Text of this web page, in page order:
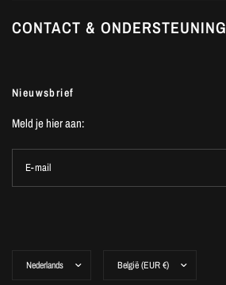
CONTACT & ONDERSTEUNING
Nieuwsbrief
Meld je hier aan:
E-mail